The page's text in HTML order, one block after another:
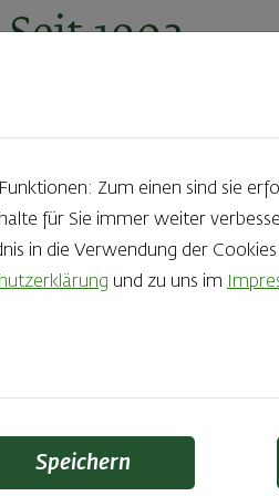
1902.
aus der
Zum einen sind sie
für Sie immer weiter
in die Verwendung der
und zu uns im
Speichern